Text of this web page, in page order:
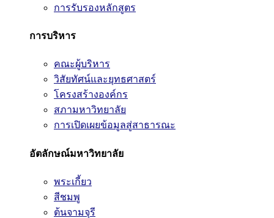
การรับรองหลักสูตร
การบริหาร
คณะผู้บริหาร
วิสัยทัศน์และยุทธศาสตร์
โครงสร้างองค์กร
สภามหาวิทยาลัย
การเปิดเผยข้อมูลสู่สาธารณะ
อัตลักษณ์มหาวิทยาลัย
พระเกี้ยว
สีชมพู
ต้นจามจุรี